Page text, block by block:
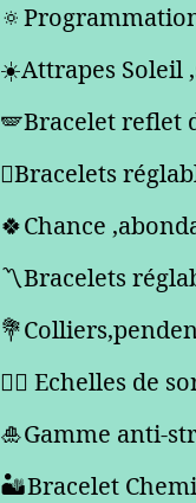
☀️Attrapes Soleil
🪽Bracelet reflet
🪎Bracelets
🍀Chance
〽️Bracelets
🧙‍♀️ Echelles de
🎍Gamme anti-
🏜️Bracelet